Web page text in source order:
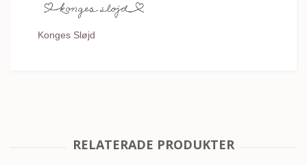
Konges Sløjd